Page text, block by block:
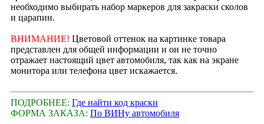
необходимо выбирать набор маркеров для закраски сколов
и царапин.
ВНИМАНИЕ! Цветовой оттенок на картинке товара
представлен для общей информации и он не точно
отражает настоящий цвет автомобиля, так как на экране
монитора или телефона цвет искажается.
ПОДРОБНЕЕ: Где найти код краски
ФОРМА ЗАКАЗА: По ВИНу автомобиля